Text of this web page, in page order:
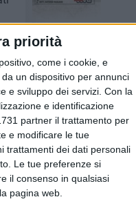
priorità
come i cookie, e
un dispositivo per annunci
e sviluppo dei servizi. Con la
e identificazione
partner il trattamento per
e modificare le tue
trattamenti dei dati personali
Le tue preferenze si
il consenso in qualsiasi
pagina web.
Dare
Il
il
Musso
Un